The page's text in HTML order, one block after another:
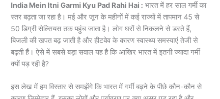
India Mein Itni Garmi Kyu Pad Rahi Hai : भारत में हर साल गर्मी का
स्तर बढ़ता जा रहा है। मई और जून के महीनों में कई राज्यों में तापमान 45 से
50 डिग्री सेल्सियस तक पहुंच जाता है। लोग घरों से निकलने से डरते हैं,
बिजली की खपत बढ़ जाती है और हीटवेव के कारण स्वास्थ्य समस्याएं तेजी से
बढ़ती हैं। ऐसे में सबसे बड़ा सवाल यह है कि आखिर भारत में इतनी ज्यादा गर्मी
क्यों पड़ रही है?
इस लेख में हम विस्तार से समझेंगे कि भारत में गर्मी बढ़ने के पीछे कौन-कौन से